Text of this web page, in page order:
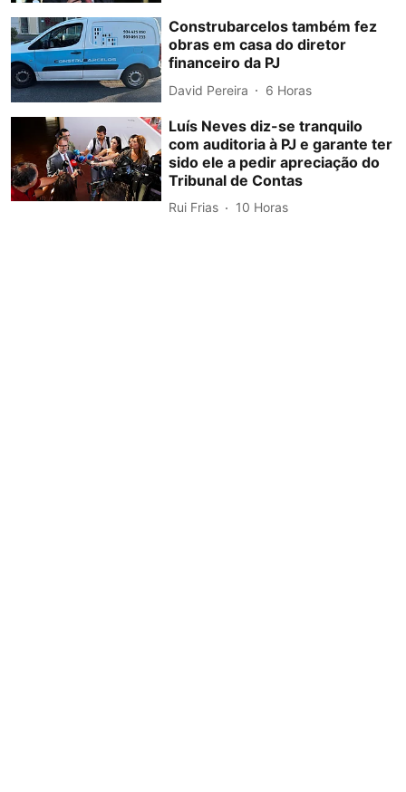
Construbarcelos também fez
obras em casa do diretor
financeiro da PJ
David Pereira 6 Horas
Luís Neves diz-se tranquilo
com auditoria à PJ e garante ter
sido ele a pedir apreciação do
Tribunal de Contas
Rui Frias 10 Horas